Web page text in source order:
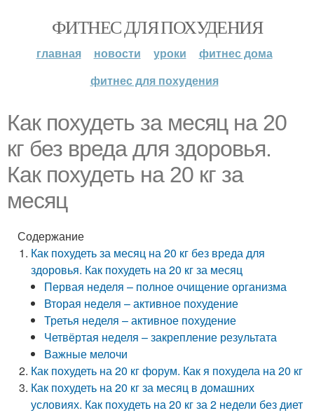
ФИТНЕС ДЛЯ ПОХУДЕНИЯ
главная новости уроки
фитнес дома
фитнес для похудения
Как похудеть за месяц на 20
кг без вреда для здоровья.
Как похудеть на 20 кг за
месяц
Содержание
Как похудеть за месяц на 20 кг без вреда для
здоровья. Как похудеть на 20 кг за месяц
Первая неделя – полное очищение организма
Вторая неделя – активное похудение
Третья неделя – активное похудение
Четвёртая неделя – закрепление результата
Важные мелочи
Как похудеть на 20 кг форум. Как я похудела на 20 кг
Как похудеть на 20 кг за месяц в домашних
условиях. Как похудеть на 20 кг за 2 недели без диет